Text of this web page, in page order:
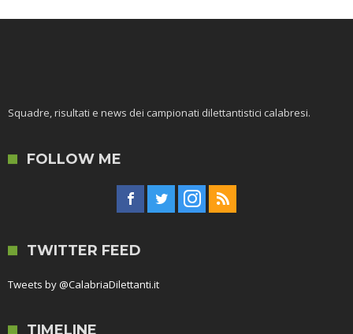
Squadre, risultati e news dei campionati dilettantistici calabresi.
FOLLOW ME
TWITTER FEED
Tweets by @CalabriaDilettanti.it
TIMELINE